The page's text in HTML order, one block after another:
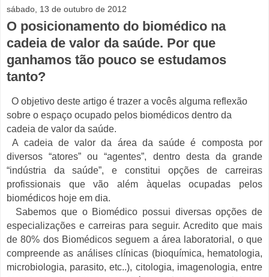
sábado, 13 de outubro de 2012
O posicionamento do biomédico na
cadeia de valor da saúde. Por que
ganhamos tão pouco se estudamos
tanto?
O objetivo deste artigo é trazer a vocês alguma reflexão
sobre o espaço ocupado pelos biomédicos dentro da
cadeia de valor da saúde.
A cadeia de valor da área da saúde é composta por
diversos “atores” ou “agentes”, dentro desta da grande
“indústria da saúde”, e constitui opções de carreiras
profissionais que vão além àquelas ocupadas pelos
biomédicos hoje em dia.
Sabemos que o Biomédico possui diversas opções de
especializações e carreiras para seguir. Acredito que mais
de 80% dos Biomédicos seguem a área laboratorial, o que
compreende as análises clínicas (bioquímica, hematologia,
microbiologia, parasito, etc..), citologia, imagenologia, entre